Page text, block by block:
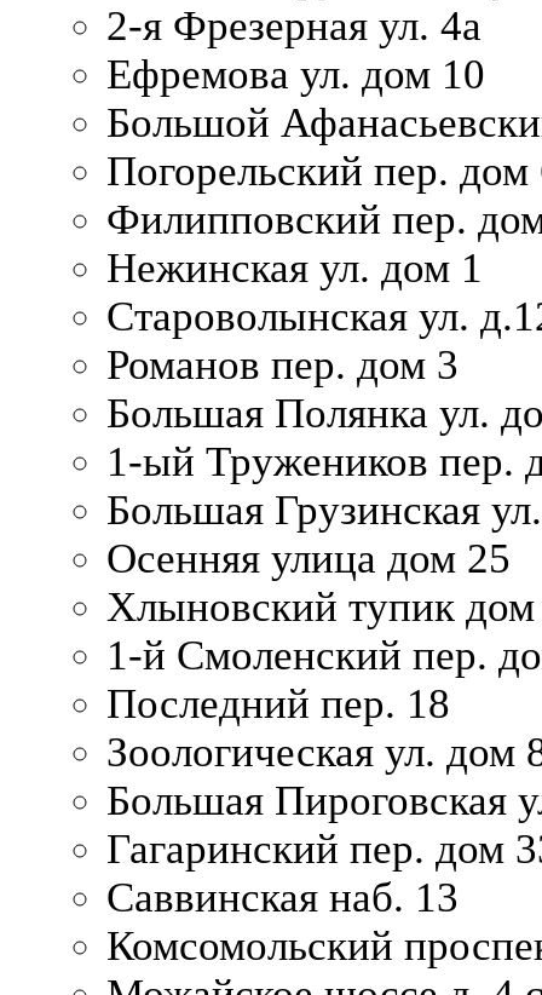
2-я Фрезерная ул. 4а
Ефремова ул. дом 10
Большой
Погорельский пер. дом
Филипповский пер.
Нежинская ул. дом 1
Староволынская ул.
Романов пер. дом 3
Большая Полянка ул.
1-ый Тружеников пер.
Большая Грузинская
Осенняя улица дом 25
Хлыновский тупик
1-й Смоленский пер.
Последний пер. 18
Зоологическая ул. дом
Большая Пироговская
Гагаринский пер. дом
Саввинская наб. 13
Комсомольский